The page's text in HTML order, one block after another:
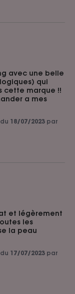
avec une belle
qui
cette marque !!
a mes
18/07/2023 par
et légèrement
les
la peau
17/07/2023 par